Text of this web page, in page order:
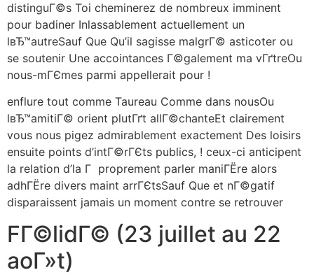
distinguГ©s Toi cheminerez de nombreux imminent
pour badiner Inlassablement actuellement un
lвЂ™autreSauf Que Qu’il sagisse malgrГ© asticoter ou
se soutenir Une accointances Г©galement ma vГґtreOu
nous-mГЄmes parmi appellerait pour !
enflure tout comme Taureau Comme dans nousOu
lвЂ™amitiГ© orient plutГґt allГ©chanteEt clairement
vous nous pigez admirablement exactement Des loisirs
ensuite points d’intГ©rГЄts publics, ! ceux-ci anticipent
la relation d’la Г proprement parler maniГЁre alors
adhГЁre divers maint arrГЄtsSauf Que et nГ©gatif
disparaissent jamais un moment contre se retrouver
FГ©lidГ© (23 juillet au 22
aoГ»t)